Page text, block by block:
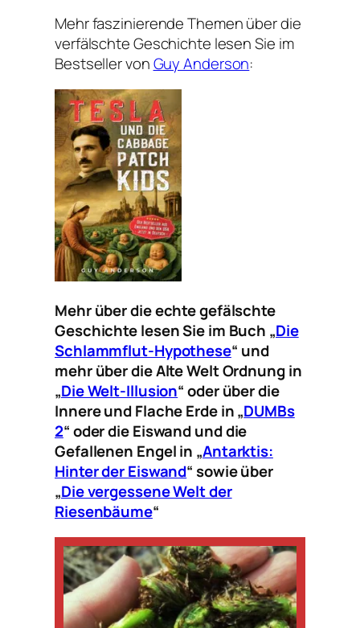
Mehr faszinierende Themen über die
verfälschte Geschichte lesen Sie im
Bestseller vonGuy Anderson:
Mehr über die echte gefälschte
Geschichte lesen Sie im Buch „Die
Schlammflut-Hypothese“ und
mehr über die Alte Welt Ordnung in
„Die Welt-Illusion“ oder über die
Innere und Flache Erde in „DUMBs
2“ oder die Eiswand und die
Gefallenen Engel in „Antarktis:
Hinter der Eiswand“ sowie über
„Die vergessene Welt der
Riesenbäume“